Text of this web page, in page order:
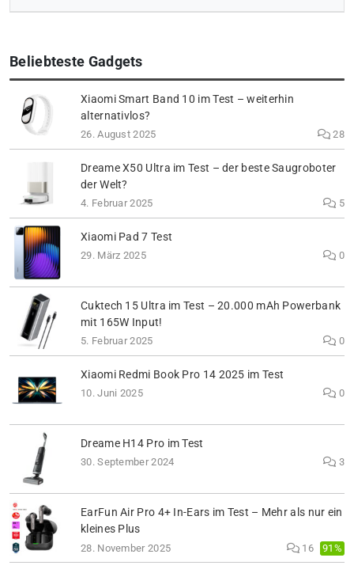
Beliebteste Gadgets
Xiaomi Smart Band 10 im Test – weiterhin
alternativlos?
26. August 2025 28
Dreame X50 Ultra im Test – der beste Saugroboter
der Welt?
4. Februar 2025 5
Xiaomi Pad 7 Test
29. März 2025 0
Cuktech 15 Ultra im Test – 20.000 mAh Powerbank
mit 165W Input!
5. Februar 2025 0
Xiaomi Redmi Book Pro 14 2025 im Test
10. Juni 2025 0
Dreame H14 Pro im Test
30. September 2024 3
EarFun Air Pro 4+ In-Ears im Test – Mehr als nur ein
kleines Plus
28. November 2025 16 91%